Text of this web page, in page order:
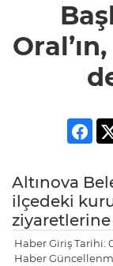
Altınova
ilçedeki
Haber Giriş Tarihi:
Haber